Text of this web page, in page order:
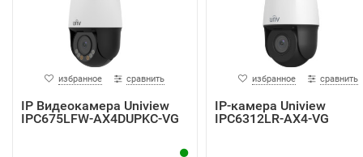
избранное сравнить
IP Видеокамера Uniview
IPC675LFW-AX4DUPKC-VG
избранное сравнить
IP-камера Uniview
IPC6312LR-AX4-VG